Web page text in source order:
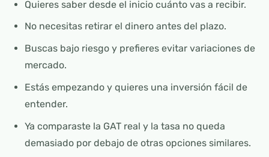
Quieres saber desde el inicio cuánto vas a recibir.
No necesitas retirar el dinero antes del plazo.
Buscas bajo riesgo y prefieres evitar variaciones de
mercado.
Estás empezando y quieres una inversión fácil de
entender.
Ya comparaste la GAT real y la tasa no queda
demasiado por debajo de otras opciones similares.